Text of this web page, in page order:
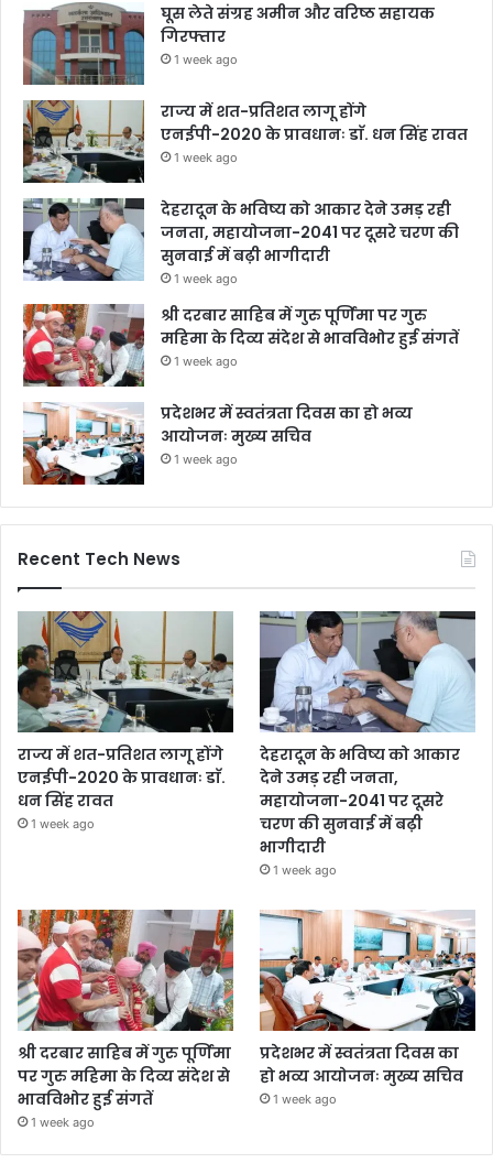
घूस लेते संग्रह अमीन और वरिष्ठ सहायक
गिरफ्तार
1 week ago
राज्य में शत-प्रतिशत लागू होंगे
एनईपी-2020 के प्रावधानः डाॅ. धन सिंह रावत
1 week ago
देहरादून के भविष्य को आकार देने उमड़ रही
जनता, महायोजना-2041 पर दूसरे चरण की
सुनवाई में बढ़ी भागीदारी
1 week ago
श्री दरबार साहिब में गुरु पूर्णिमा पर गुरु
महिमा के दिव्य संदेश से भावविभोर हुई संगतें
1 week ago
प्रदेशभर में स्वतंत्रता दिवस का हो भव्य
आयोजनः मुख्य सचिव
1 week ago
Recent Tech News
राज्य में शत-प्रतिशत लागू होंगे
एनईपी-2020 के प्रावधानः डाॅ.
धन सिंह रावत
1 week ago
देहरादून के भविष्य को आकार
देने उमड़ रही जनता,
महायोजना-2041 पर दूसरे
चरण की सुनवाई में बढ़ी
भागीदारी
1 week ago
श्री दरबार साहिब में गुरु पूर्णिमा
पर गुरु महिमा के दिव्य संदेश से
भावविभोर हुई संगतें
1 week ago
प्रदेशभर में स्वतंत्रता दिवस का
हो भव्य आयोजनः मुख्य सचिव
1 week ago